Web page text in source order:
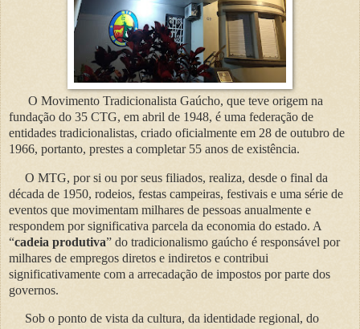
O Movimento Tradicionalista Gaúcho, que teve origem na
fundação do 35 CTG, em abril de 1948, é uma federação de
entidades tradicionalistas, criado oficialmente em 28 de outubro de
1966, portanto, prestes a completar 55 anos de existência.
O MTG, por si ou por seus filiados, realiza, desde o final da
década de 1950, rodeios, festas campeiras, festivais e uma série de
eventos que movimentam milhares de pessoas anualmente e
respondem por significativa parcela da economia do estado. A
“cadeia produtiva” do tradicionalismo gaúcho é responsável por
milhares de empregos diretos e indiretos e contribui
significativamente com a arrecadação de impostos por parte dos
governos.
Sob o ponto de vista da cultura, da identidade regional, do